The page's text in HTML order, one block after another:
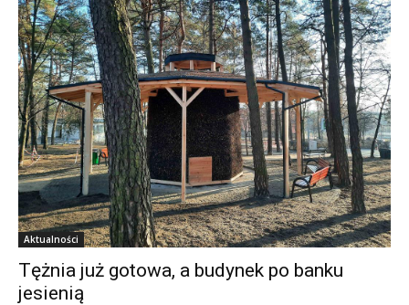
Aktualności
Tężnia już gotowa, a budynek po banku
jesienią